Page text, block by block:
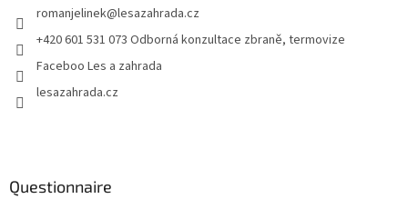
romanjelinek@lesazahrada.cz
+420 601 531 073 Odborná konzultace zbraně, termovize
Faceboo Les a zahrada
lesazahrada.cz
Questionnaire